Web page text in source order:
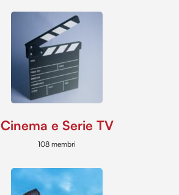
Cinema e Serie TV
108 membri